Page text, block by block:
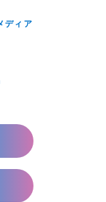
ディア